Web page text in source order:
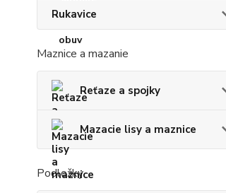
Rukavice
Maznice a mazanie
Reťaze a spojky
Mazacie lisy a maznice
Podložky